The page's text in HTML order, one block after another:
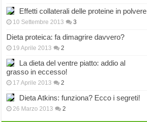
Effetti collaterali delle proteine in polvere
10 Settembre 2013 3
Dieta proteica: fa dimagrire davvero?
19 Aprile 2013 2
La dieta del ventre piatto: addio al
grasso in eccesso!
17 Aprile 2013 2
Dieta Atkins: funziona? Ecco i segreti!
26 Marzo 2013 2